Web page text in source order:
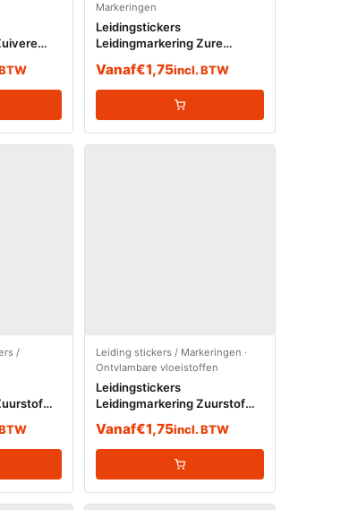
Markeringen
Leidingstickers
Leidingmarkering Zure
Vanaf€1,75incl. BTW
/
Leiding stickers / Markeringen ·
Ontvlambare vloeistoffen
Leidingstickers
Leidingmarkering Zuurstof
Vanaf€1,75incl. BTW